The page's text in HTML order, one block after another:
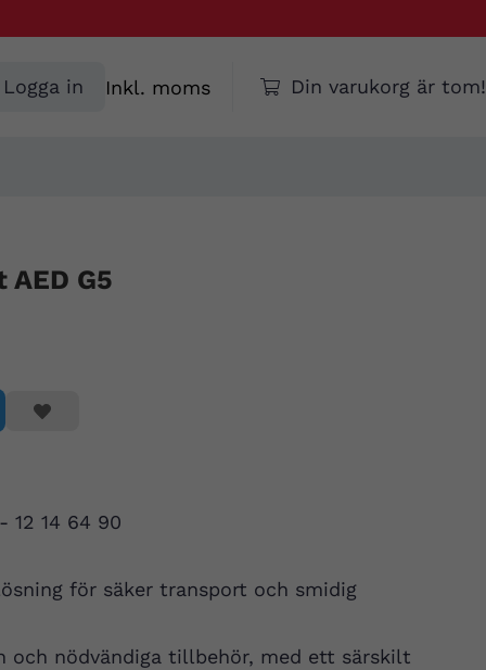
Logga in
Välj
Din varukorg är tom!
G5
12 14 64 90
för säker transport och smidig
och nödvändiga tillbehör, med ett särskilt